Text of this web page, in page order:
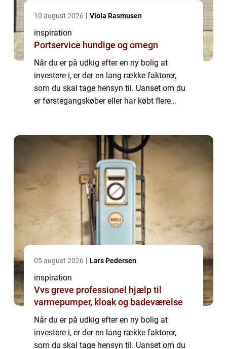
10 august 2026 Viola Rasmusen
inspiration
Portservice hundige og omegn
Når du er på udkig efter en ny bolig at
investere i, er der en lang række faktorer,
som du skal tage hensyn til. Uanset om du
er førstegangskøber eller har købt flere
05 august 2026 Lars Pedersen
inspiration
Vvs greve professionel hjælp til
varmepumper, kloak og badeværelse
Når du er på udkig efter en ny bolig at
investere i, er der en lang række faktorer,
som du skal tage hensyn til. Uanset om du